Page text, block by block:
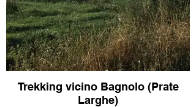
Trekking vicino Bagnolo (Prate
Larghe)